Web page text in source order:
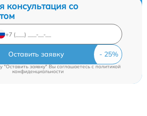
консультация со
Оставить заявку
"Оставить заявку" Вы соглашаетесь c политикой
конфиденциальности